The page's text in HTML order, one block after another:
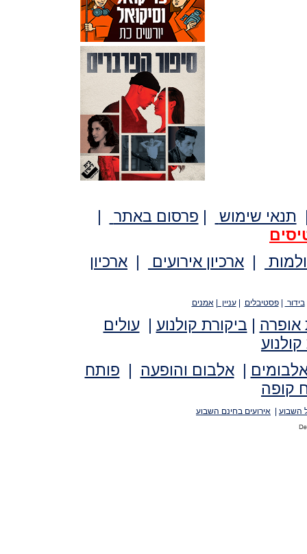
תנאי שימוש | פרסום באתר
|
| ארכיון אירועים | ארכיון
בידור |פסטיבלים |עניין |אמנים
אופרה | ביקורת קולנוע |עולים
קולנוע
|אלבום והופעה | פותח
קופה
השבוע אירועים בחינם השבוע